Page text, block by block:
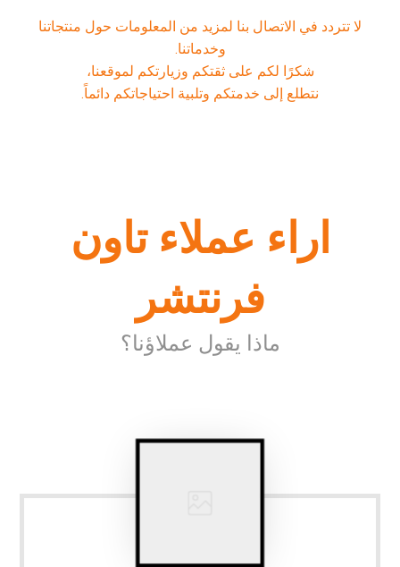
لا تتردد في الاتصال بنا لمزيد من المعلومات حول منتجاتنا
وخدماتنا.
شكرًا لكم على ثقتكم وزيارتكم لموقعنا،
نتطلع إلى خدمتكم وتلبية احتياجاتكم دائماً.
اراء عملاء تاون
فرنتشر
ماذا يقول عملاؤنا؟